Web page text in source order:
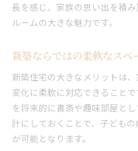
長を感じ、家族の思い出を積
ルームの大きな魅力です。
新築ならではの柔軟なスペ
新築住宅の大きなメリットは
変化に柔軟に対応できること
を将来的に書斎や趣味部屋と
計にしておくことで、子ども
が可能となります。